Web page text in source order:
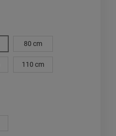
80 cm
110 cm